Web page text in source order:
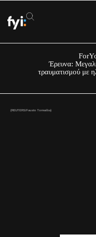
Έρευνα:
τραυματισμού με
(REUTERS/Fausto Torrealba)